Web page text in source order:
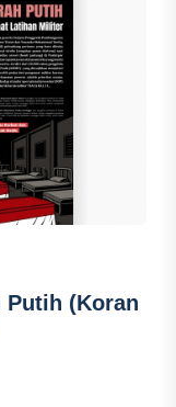
Putih (Koran